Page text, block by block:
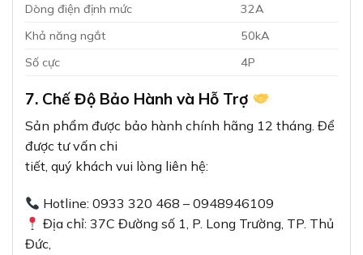
Dòng điện định mức
32A
Khả năng ngắt
50kA
Số cực
4P
7. Chế Độ Bảo Hành và Hỗ Trợ
Sản phẩm được bảo hành chính hãng 12 tháng. Để
được tư vấn chi
tiết, quý khách vui lòng liên hệ:
Hotline: 0933 320 468 – 0948946109
Địa chỉ: 37C Đường số 1, P. Long Trường, TP. Thủ
Đức,